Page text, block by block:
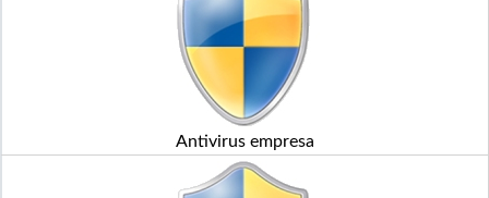
Antivirus empresa